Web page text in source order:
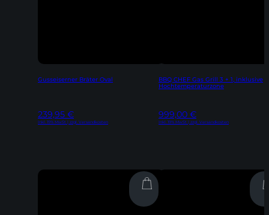
Gusseiserner Bräter Oval
239,95 €
Inkl. 19% MwSt | zzgl. Versandkosten
BBQ CHEF Gas Grill 3 + 1, inklusive
Hochtemperaturzone
999,00 €
Inkl. 19% MwSt | zzgl. Versandkosten